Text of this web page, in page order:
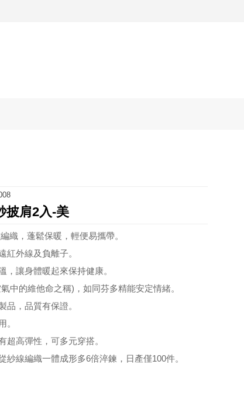
披肩2入-美
織，蓬鬆保暖，輕便易攜帶。
紅外線及負離子。
，讓身體暖起來保持健康。
中的維他命之稱)，如同芬多精能安定情緒。
品，品質有保證。
。
超高彈性，可多元穿搭。
紗線編織一體成形多6倍淬鍊，日產僅100件。